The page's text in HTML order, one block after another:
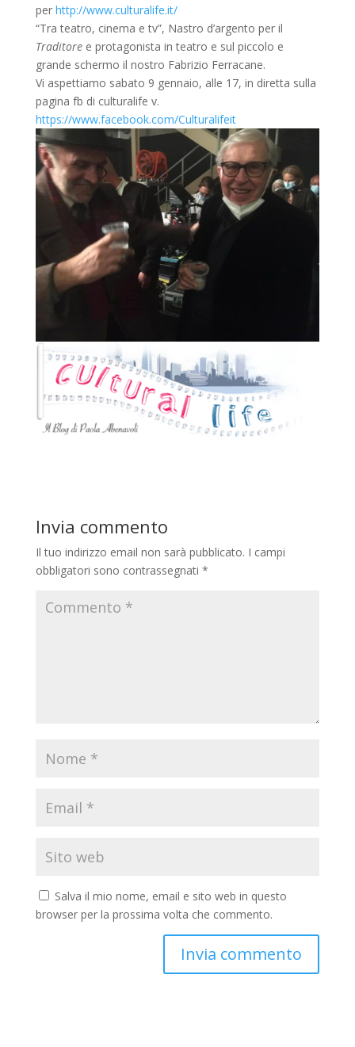
per http://www.culturalife.it/
“Tra teatro, cinema e tv”, Nastro d’argento per il
Traditoree protagonista in teatro e sul piccolo e
grande schermo il nostro Fabrizio Ferracane.
Vi aspettiamo sabato 9 gennaio, alle 17, in diretta sulla
pagina fb di culturalife v.
https://www.facebook.com/Culturalifeit
Invia commento
Il tuo indirizzo email non sarà pubblicato. I campi
obbligatori sono contrassegnati *
Salva il mio nome, email e sito web in questo
browser per la prossima volta che commento.